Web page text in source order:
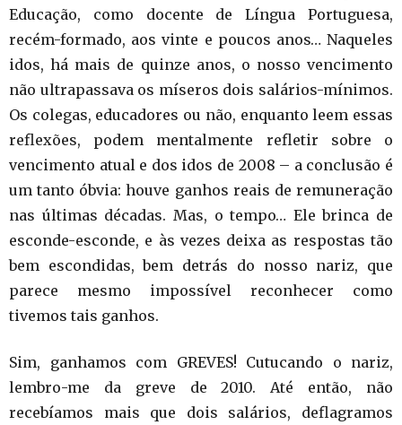
Educação, como docente de Língua Portuguesa,
recém-formado, aos vinte e poucos anos… Naqueles
idos, há mais de quinze anos, o nosso vencimento
não ultrapassava os míseros dois salários-mínimos.
Os colegas, educadores ou não, enquanto leem essas
reflexões, podem mentalmente refletir sobre o
vencimento atual e dos idos de 2008 – a conclusão é
um tanto óbvia: houve ganhos reais de remuneração
nas últimas décadas. Mas, o tempo… Ele brinca de
esconde-esconde, e às vezes deixa as respostas tão
bem escondidas, bem detrás do nosso nariz, que
parece mesmo impossível reconhecer como
tivemos tais ganhos.
Sim, ganhamos com GREVES! Cutucando o nariz,
lembro-me da greve de 2010. Até então, não
recebíamos mais que dois salários, deflagramos